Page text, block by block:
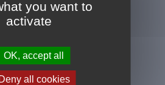
you want to
activate
OK, accept all
Deny all cookies